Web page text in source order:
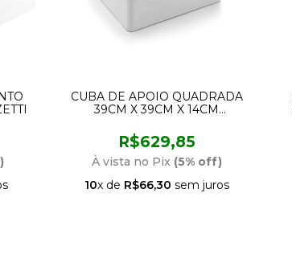
CUBA DE APOIO QUADRADA
39CM X 39CM X 14CM
R$629,85
À vista no Pix (5% off)
10x de R$66,30 sem juros